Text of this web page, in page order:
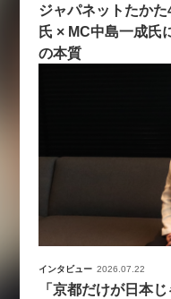
ジャパネットたか
氏 × MC中島一成氏
の本質
インタビュー 2026.07.22
「京都だけが日本